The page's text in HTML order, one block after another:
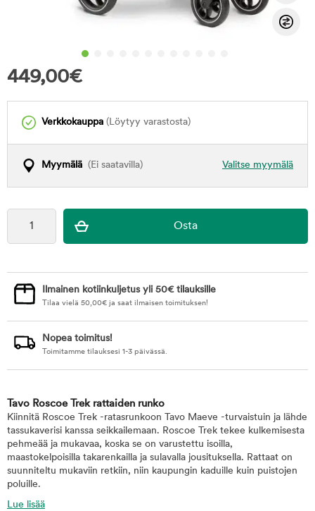
449,00€
Verkkokauppa (Löytyy varastosta)
Valitse myymälä
Myymälä (Ei saatavilla)
Ilmainen kotiinkuljetus yli 50€ tilauksille
Tilaa vielä 50,00€ ja saat ilmaisen toimituksen!
Nopea toimitus!
Toimitamme tilauksesi 1-3 päivässä.
Tavo Roscoe Trek rattaiden runko
Kiinnitä Roscoe Trek -ratasrunkoon Tavo Maeve -turvaistuin ja lähde
tassukaverisi kanssa seikkailemaan. Roscoe Trek tekee kulkemisesta
pehmeää ja mukavaa, koska se on varustettu isoilla,
maastokelpoisilla takarenkailla ja sulavalla jousituksella. Rattaat on
suunniteltu mukaviin retkiin, niin kaupungin kaduille kuin puistojen
poluille.
Lue lisää